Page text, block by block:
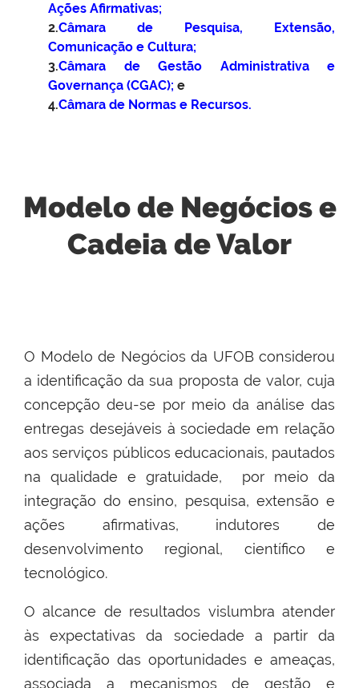
Ações Afirmativas;
2.Câmara de Pesquisa, Extensão,
Comunicação e Cultura;
3.Câmara de Gestão Administrativa e
Governança (CGAC); e
4.Câmara de Normas e Recursos.
Modelo de Negócios e
Cadeia de Valor
O Modelo de Negócios da UFOB considerou
a identificação da sua proposta de valor, cuja
concepção deu-se por meio da análise das
entregas desejáveis à sociedade em relação
aos serviços públicos educacionais, pautados
na qualidade e gratuidade, por meio da
integração do ensino, pesquisa, extensão e
ações afirmativas, indutores de
desenvolvimento regional, científico e
tecnológico.
O alcance de resultados vislumbra atender
às expectativas da sociedade a partir da
identificação das oportunidades e ameaças,
associada a mecanismos de gestão e